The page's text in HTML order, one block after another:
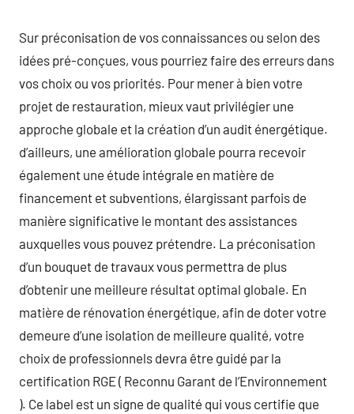
Sur préconisation de vos connaissances ou selon des
idées pré-conçues, vous pourriez faire des erreurs dans
vos choix ou vos priorités. Pour mener à bien votre
projet de restauration, mieux vaut privilégier une
approche globale et la création d’un audit énergétique.
d’ailleurs, une amélioration globale pourra recevoir
également une étude intégrale en matière de
financement et subventions, élargissant parfois de
manière significative le montant des assistances
auxquelles vous pouvez prétendre. La préconisation
d’un bouquet de travaux vous permettra de plus
d’obtenir une meilleure résultat optimal globale. En
matière de rénovation énergétique, afin de doter votre
demeure d’une isolation de meilleure qualité, votre
choix de professionnels devra être guidé par la
certification RGE ( Reconnu Garant de l’Environnement
). Ce label est un signe de qualité qui vous certifie que